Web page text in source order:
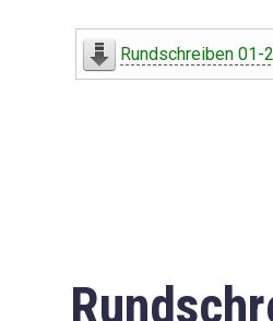
Rundschreiben 01-